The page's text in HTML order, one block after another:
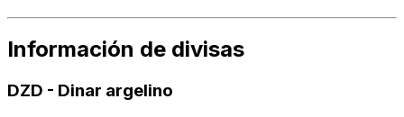
Información de divisas
DZD - Dinar argelino